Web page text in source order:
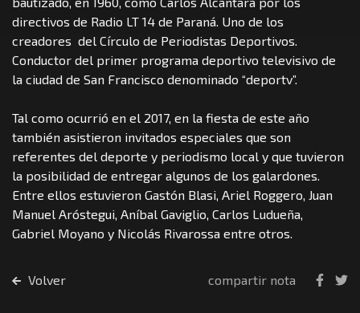
directivos de Radio LT 14 de Paraná. Uno de los
creadores del Círculo de Periodistas Deportivos.
Conductor del primer programa deportivo televisivo de
la ciudad de San Francisco denominado “deportv”.
Tal como ocurrió en el 2017, en la fiesta de este año
también asistieron invitados especiales que son
referentes del deporte y periodismo local y que tuvieron
la posibilidad de entregar algunos de los galardones.
Entre ellos estuvieron Gastón Blasi, Ariel Roggero, Juan
Manuel Aróstegui, Aníbal Gaviglio, Carlos Ludueña,
Gabriel Moyano y Nicolás Rivarossa entre otros.
Volver compartir nota